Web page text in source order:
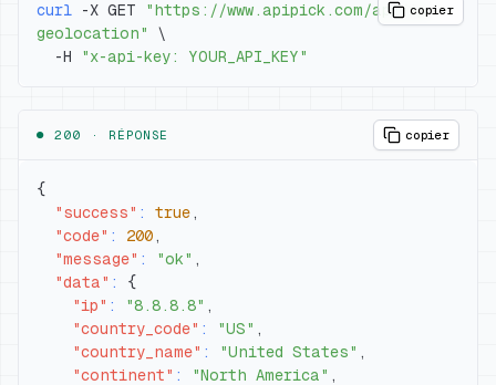
copier
curl -X GET
"https://www.apipick.com/api/ip-
geolocation"
\
  -H
"x-api-key: YOUR_API_KEY"
● 200 · RÉPONSE copier
{
"success" : true ,
"code" : 200 ,
"message" : "ok" ,
"data" :
{
"ip" : "8.8.8.8" ,
"country_code" : "US" ,
"country_name" : "United States" ,
"continent" : "North America" ,